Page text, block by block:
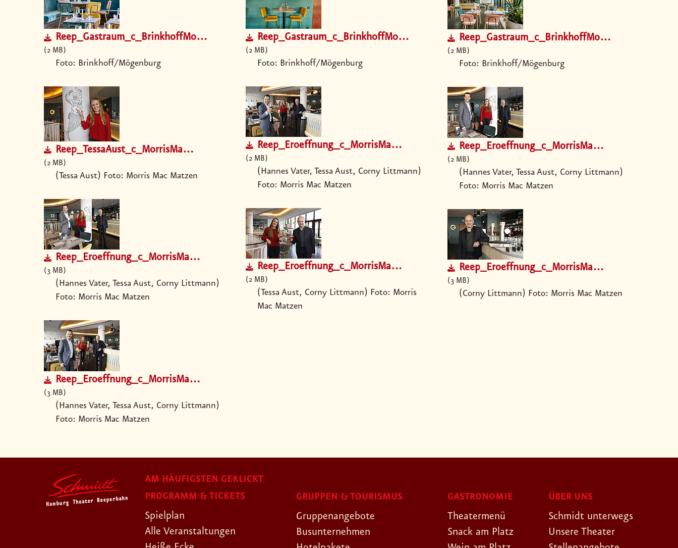
Reep_Gastraum_c_BrinkhoffMoegenburg.jpg
Foto: Brinkhoff/Mögenburg
2 MB
Reep_TessaAust_c_MorrisMacMatzen.jpg
(Tessa Aust) Foto: Morris Mac Matzen
2 MB
Reep_Eroeffnung_c_MorrisMacMatzen.jpg
(Hannes Vater, Tessa Aust, Corny Littmann)
Foto: Morris Mac Matzen
3 MB
Reep_Eroeffnung_c_MorrisMacMatzen.jpg
(Hannes Vater, Tessa Aust, Corny Littmann)
Foto: Morris Mac Matzen
3 MB
Reep_Gastraum_c_BrinkhoffMoegenburg.jpg
Foto: Brinkhoff/Mögenburg
2 MB
Reep_Eroeffnung_c_MorrisMacMatzen.jpg
(Hannes Vater, Tessa Aust, Corny Littmann)
Foto: Morris Mac Matzen
2 MB
Reep_Eroeffnung_c_MorrisMacMatzen.jpg
(Tessa Aust, Corny Littmann) Foto: Morris
Mac Matzen
2 MB
Reep_Gastraum_c_BrinkhoffMoegenburg.jpg
Foto: Brinkhoff/Mögenburg
2 MB
Reep_Eroeffnung_c_MorrisMacMatzen.jpg
(Hannes Vater, Tessa Aust, Corny Littmann)
Foto: Morris Mac Matzen
2 MB
Reep_Eroeffnung_c_MorrisMacMatzen.jpg
(Corny Littmann) Foto: Morris Mac Matzen
3 MB
AM HÄUFIGSTEN GEKLICKT
PROGRAMM & TICKETS
Spielplan
Alle Veranstaltungen
GRUPPEN & TOURISMUS
Gruppenangebote
Busunternehmen
GASTRONOMIE
Theatermenü
Snack am Platz
ÜBER UNS
Schmidt unterwegs
Unsere Theater